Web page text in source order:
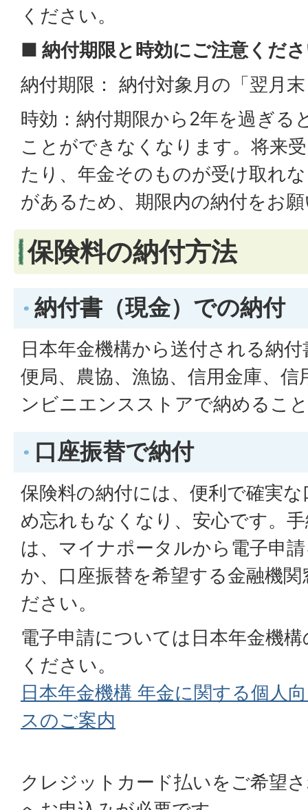
ください。
■ 納付期限と時効にご注意くだ
納付期限： 納付対象月の「翌月
時効：納付期限から2年を過ぎる
ことができなくなります。将来
たり、年金そのものが受け取れ
があるため、期限内の納付をお
保険料の納付方法
納付書（現金）での納付
日本年金機構から送付される納
便局、農協、漁協、信用金庫、信
ンビニエンスストアで納めるこ
口座振替で納付
保険料の納付には、便利で確実
め忘れもなくなり、安心です。
は、マイナポータルから電子申
か、口座振替を希望する金融機
ださい。
電子申請については日本年金機
ください。
日本年金機構 年金に関する個人
スのご案内
クレジットカード払いをご希望